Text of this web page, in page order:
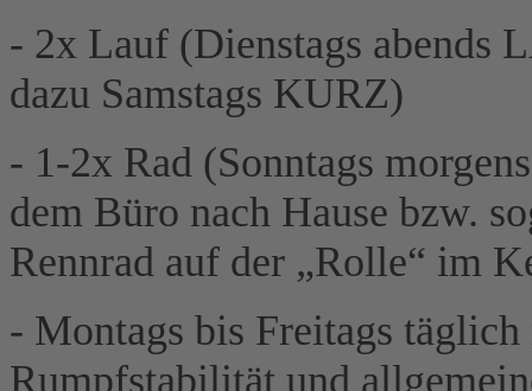
- 2x Lauf (Dienstags abends
dazu Samstags KURZ)
- 1-2x Rad (Sonntags
dem Büro nach Hause bzw.
Rennrad auf der „Rolle“ im
- Montags bis Freitags
Rumpfstabilität und